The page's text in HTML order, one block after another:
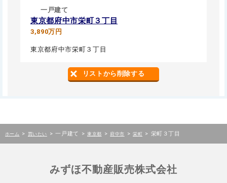
一戸建て
東京都府中市栄町３丁目
3,890万円
東京都府中市栄町３丁目
リストから削除する
ホーム > 買いたい > 一戸建て > 東京都 > 府中市 > 栄町 > 栄町３丁目
みずほ不動産販売株式会社